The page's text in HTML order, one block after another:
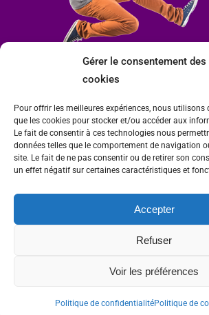
Gérer le consentement des
cookies
Pour offrir les meilleures expériences, nous utilisons
que les cookies pour stocker et/ou accéder aux
Le fait de consentir à ces technologies nous
données telles que le comportement de navigation
site. Le fait de ne pas consentir ou de retirer son
un effet négatif sur certaines caractéristiques et
Accepter
Refuser
Voir les préférences
Politique de confidentialitéPolitique de
Mairie de Condrieu | Copyright © 2023 |Mentions
Thierry Caizes Freelance| Photos parOmbre et